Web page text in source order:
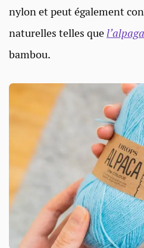
nylon et peut également
naturelles telles que l’alpaga
bambou.